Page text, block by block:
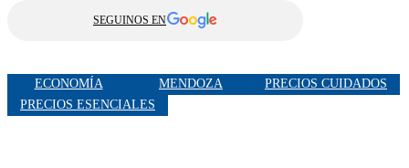
SEGUINOS EN
ECONOMÍA MENDOZA
PRECIOS CUIDADOS
PRECIOS ESENCIALES